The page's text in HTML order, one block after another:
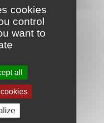
cookies
control
want to
all